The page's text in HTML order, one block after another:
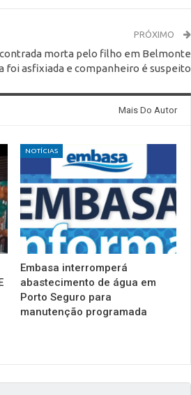
PRÓXIMO
morta pelo filho em Belmonte
foi asfixiada e companheiro é suspeito
Mais Do Autor
NOTÍCIAS
Embasa interromperá
abastecimento de água em
Porto Seguro para
manutenção programada